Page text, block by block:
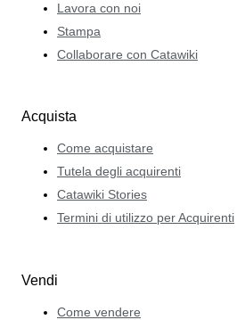
Lavora con noi
Stampa
Collaborare con Catawiki
Acquista
Come acquistare
Tutela degli acquirenti
Catawiki Stories
Termini di utilizzo per Acquirenti
Vendi
Come vendere